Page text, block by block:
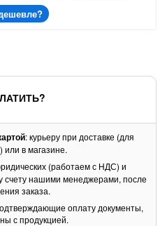
: курьеру при доставке (для
или в магазине.
(работаем с НДС) и
счету нашими менеджерами, после
заказа.
оплату документы,
с продукцией.